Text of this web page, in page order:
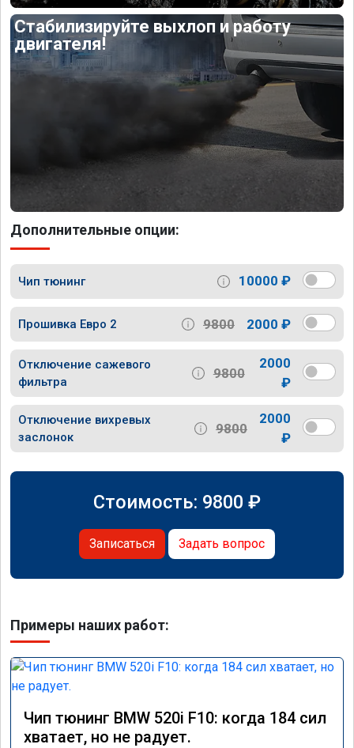
Стабилизируйте выхлоп и работу
двигателя!
Дополнительные опции:
Чип тюнинг 10000 ₽
Прошивка Евро 2 9800 2000 ₽
Отключение сажевого
фильтра
9800
2000
₽
Отключение вихревых
заслонок
9800
2000
₽
Стоимость: 9800 ₽
Записаться Задать вопрос
Примеры наших работ:
Чип тюнинг BMW 520i F10: когда 184 сил
хватает, но не радует.